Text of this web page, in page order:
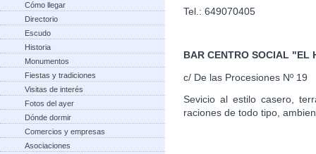
Cómo llegar
Directorio
Escudo
Historia
Monumentos
Fiestas y tradiciones
Visitas de interés
Fotos del ayer
Dónde dormir
Comercios y empresas
Asociaciones
Tel.: 649070405
BAR CENTRO SOCIAL "EL
c/ De las Procesiones Nº 19
Sevicio al estilo casero,
raciones de todo tipo,